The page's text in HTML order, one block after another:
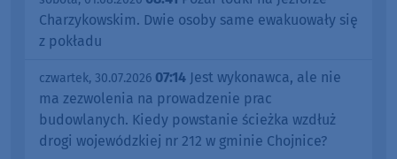
Charzykowskim. Dwie osoby same ewakuowały się
z pokładu
czwartek, 30.07.2026 07:14 Jest wykonawca, ale nie
ma zezwolenia na prowadzenie prac
budowlanych. Kiedy powstanie ścieżka wzdłuż
drogi wojewódzkiej nr 212 w gminie Chojnice?